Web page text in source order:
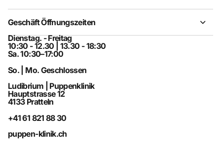
Geschäft Öffnungszeiten
Dienstag. - Freitag
10:30 - 12.30 | 13.30 - 18:30
Sa. 10:30–17:00
So. | Mo. Geschlossen
Ludibrium | Puppenklinik
Hauptstrasse 12
4133 Pratteln
+41 61 821 88 30
puppen-klinik.ch